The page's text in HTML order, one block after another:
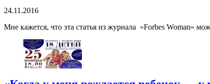
24.11.2016
Мне кажется, что эта статья из журнала «Forbes Woman»